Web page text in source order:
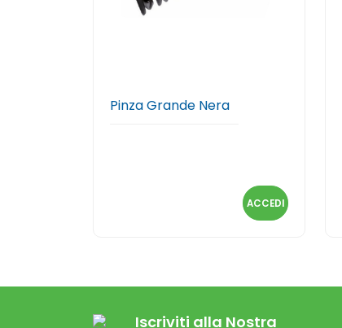
Pinza Grande Nera
ACCEDI
Iscriviti alla Nostra